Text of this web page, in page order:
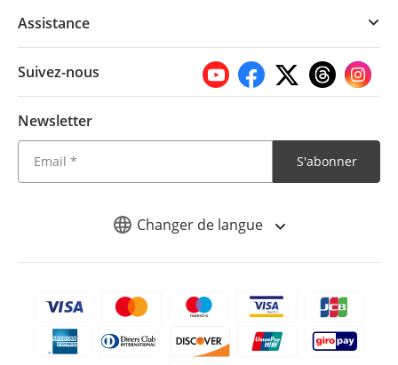
Changer de langue
Assistance
Suivez-nous
Newsletter
S'abonner